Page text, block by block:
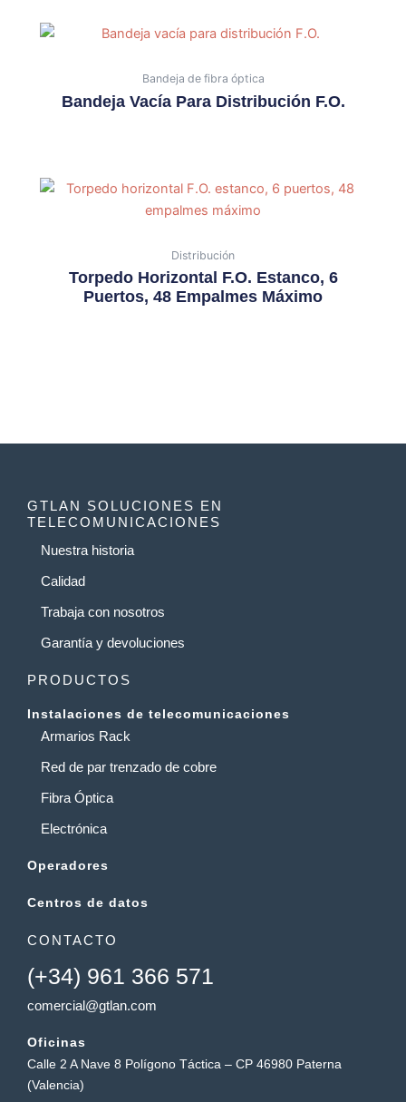
Bandeja de fibra óptica
Bandeja Vacía Para Distribución F.O.
Distribución
Torpedo Horizontal F.O. Estanco, 6
Puertos, 48 Empalmes Máximo
GTLAN SOLUCIONES EN
TELECOMUNICACIONES
Nuestra historia
Calidad
Trabaja con nosotros
Garantía y devoluciones
PRODUCTOS
Instalaciones de telecomunicaciones
Armarios Rack
Red de par trenzado de cobre
Fibra Óptica
Electrónica
Operadores
Centros de datos
CONTACTO
(+34) 961 366 571
comercial@gtlan.com
Oficinas
Calle 2 A Nave 8 Polígono Táctica – CP 46980 Paterna
(Valencia)